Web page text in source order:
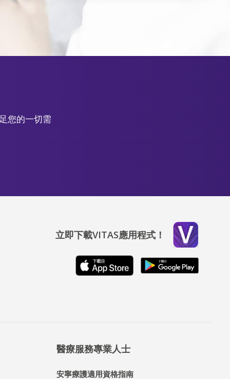
您的一切需
立即下載VITAS應用程式！
醫療服務專業人士
安寧療護適用資格指南